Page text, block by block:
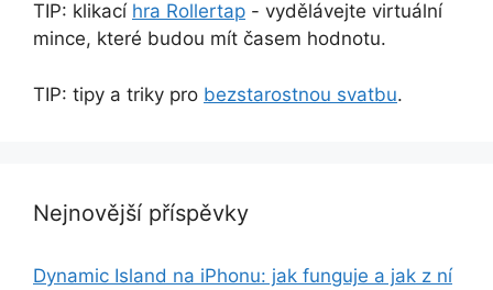
TIP: klikací hra Rollertap - vydělávejte virtuální
mince, které budou mít časem hodnotu.
TIP: tipy a triky pro bezstarostnou svatbu.
Nejnovější příspěvky
Dynamic Island na iPhonu: jak funguje a jak z ní